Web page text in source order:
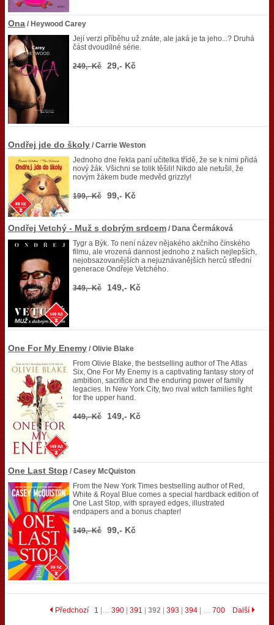
Ona / Heywood Carey
Její verzi příběhu už znáte, ale jaká je ta jeho...? Druhá
část dvoudílné série.
249,- Kč 29,- Kč
Ondřej jde do školy / Carrie Weston
Jednoho dne řekla paní učitelka třídě, že se k nimi přidá
nový žák. Všichni se tolik těšili! Nikdo ale netušil, že
novým žákem bude medvěd grizzly!
199,- Kč 99,- Kč
Ondřej Vetchý - Muž s dobrým srdcem / Dana Čermáková
Tygr a Býk. To není název nějakého akčního čínského
filmu, ale vrozená dannost jednoho z našich nejlepších,
nejobsazovanějších a nejuznávanějších herců střední
generace Ondřeje Vetchého.
349,- Kč 149,- Kč
One For My Enemy / Olivie Blake
From Olivie Blake, the bestselling author of The Atlas
Six, One For My Enemy is a captivating fantasy story of
ambition, sacrifice and the enduring power of family
legacies. In New York City, two rival witch families fight
for the upper hand.
449,- Kč 149,- Kč
One Last Stop / Casey McQuiston
From the New York Times bestselling author of Red,
White & Royal Blue comes a special hardback edition of
One Last Stop, with sprayed edges, illustrated
endpapers and a bonus chapter!
149,- Kč 99,- Kč
Předchozí 1 |… 390 391 392 393 394 | … 700 Další